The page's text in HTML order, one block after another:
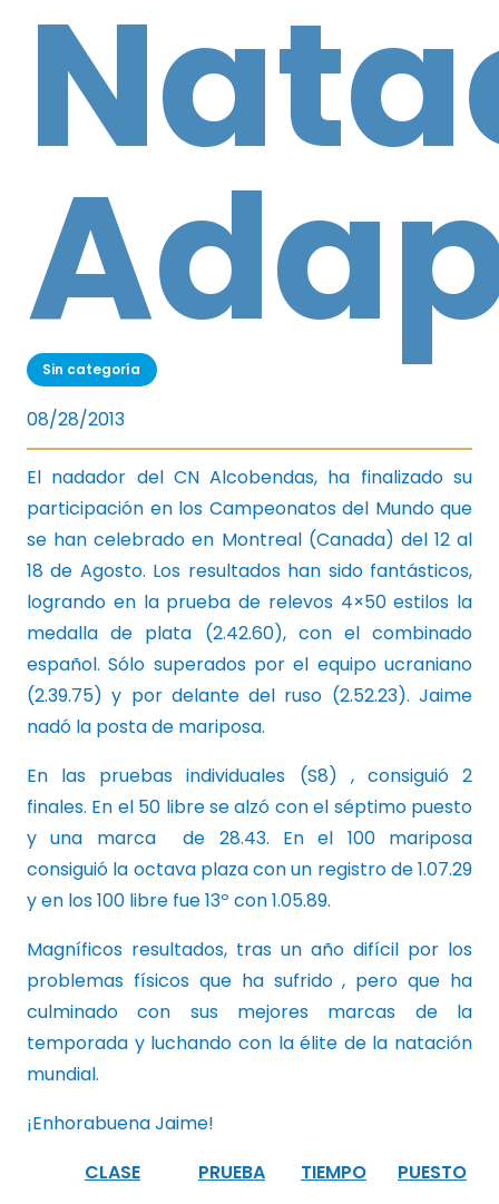
Sin categoría
08/28/2013
El nadador del CN Alcobendas, ha finalizado su
participación en los Campeonatos del Mundo que
se han celebrado en Montreal (Canada) del 12 al
18 de Agosto. Los resultados han sido fantásticos,
logrando en la prueba de relevos 4×50 estilos la
medalla de plata (2.42.60), con el combinado
español. Sólo superados por el equipo ucraniano
(2.39.75) y por delante del ruso (2.52.23). Jaime
nadó la posta de mariposa.
En las pruebas individuales (S8) , consiguió 2
finales. En el 50 libre se alzó con el séptimo puesto
y una marca de 28.43. En el 100 mariposa
consiguió la octava plaza con un registro de 1.07.29
y en los 100 libre fue 13º con 1.05.89.
Magníficos resultados, tras un año difícil por los
problemas físicos que ha sufrido , pero que ha
culminado con sus mejores marcas de la
temporada y luchando con la élite de la natación
mundial.
¡Enhorabuena Jaime!
CLASE
PRUEBA TIEMPO PUESTO